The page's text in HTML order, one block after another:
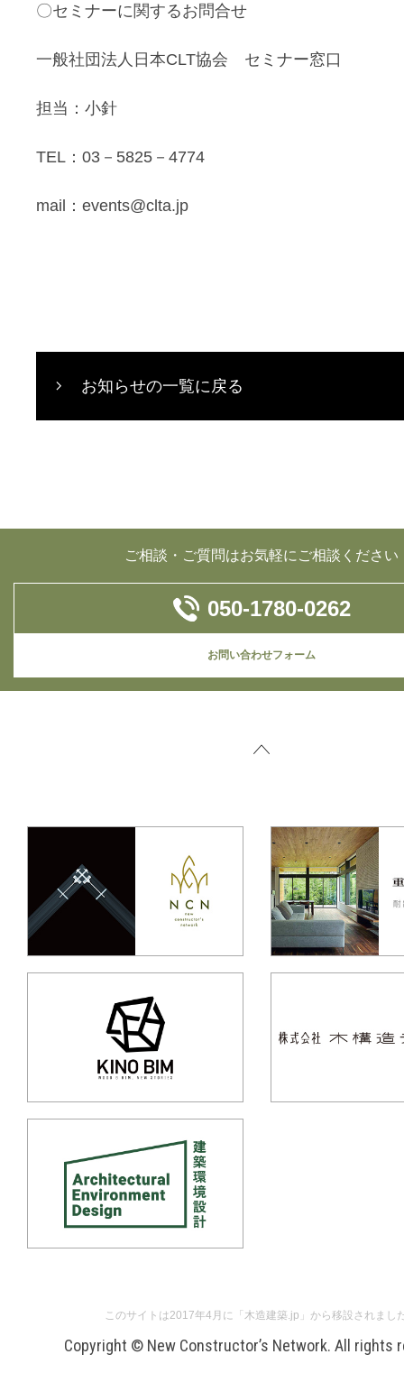
〇セミナーに関するお問合せ
一般社団法人日本CLT協会 セミナー窓口
担当：小針
TEL：03－5825－4774
mail：events@clta.jp
お知らせの一覧に戻る
ご相談・ご質問はお気軽にご相談ください
050-1780-0262
お問い合わせフォーム
このサイトは2017年4月に「木造建築.jp」から移設されまし
Copyright © New Constructor’s Network. All rights